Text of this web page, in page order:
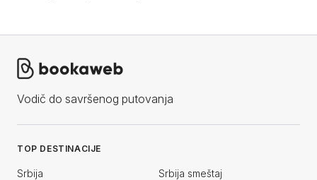
Vodič do savršenog putovanja
TOP DESTINACIJE
Srbija Srbija smeštaj